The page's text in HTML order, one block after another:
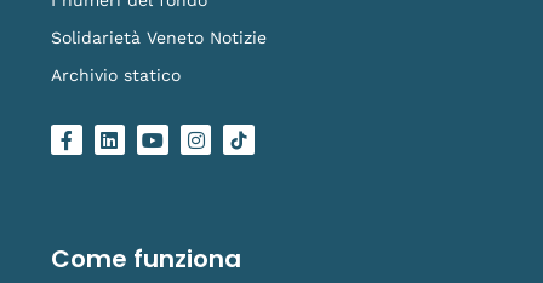
Solidarietà Veneto Notizie
Archivio statico
F
a
o
k
L
i
n
Y
o
I
n
a
L
o
k
Come funziona